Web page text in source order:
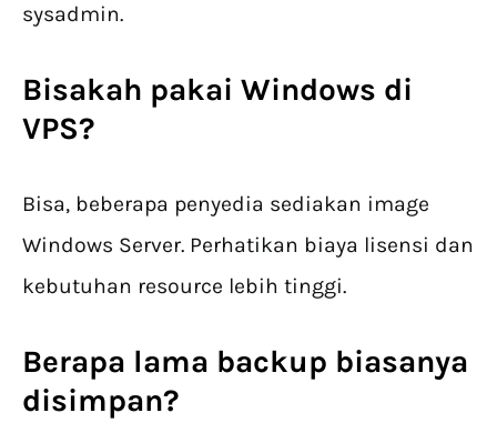
sysadmin.
Bisakah pakai Windows di
VPS?
Bisa, beberapa penyedia sediakan image
Windows Server. Perhatikan biaya lisensi dan
kebutuhan resource lebih tinggi.
Berapa lama backup biasanya
disimpan?